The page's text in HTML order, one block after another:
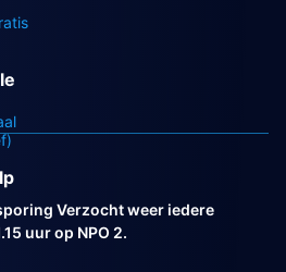
Verzocht weer iedere
uur op NPO 2.